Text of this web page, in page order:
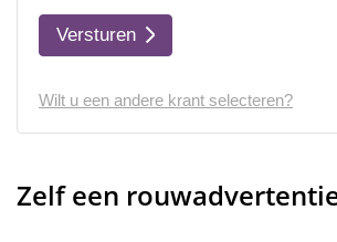
Versturen
Wilt u een andere krant selecteren?
Zelf een